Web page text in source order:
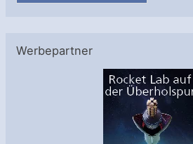
Werbepartner